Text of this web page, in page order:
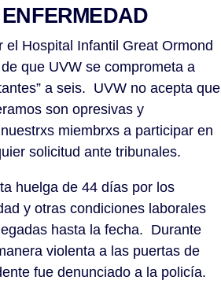
Hospital Infantil Great Ormond
que UVW se comprometa a
a seis. UVW no acepta que
son opresivas y
miembrxs a participar en
solicitud ante tribunales.
huelga de 44 días por los
y otras condiciones laborales
hasta la fecha. Durante
violenta a las puertas de
fue denunciado a la policía.